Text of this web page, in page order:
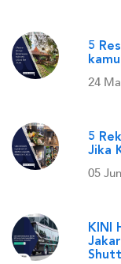
5
24
5
Jika
05
KINI